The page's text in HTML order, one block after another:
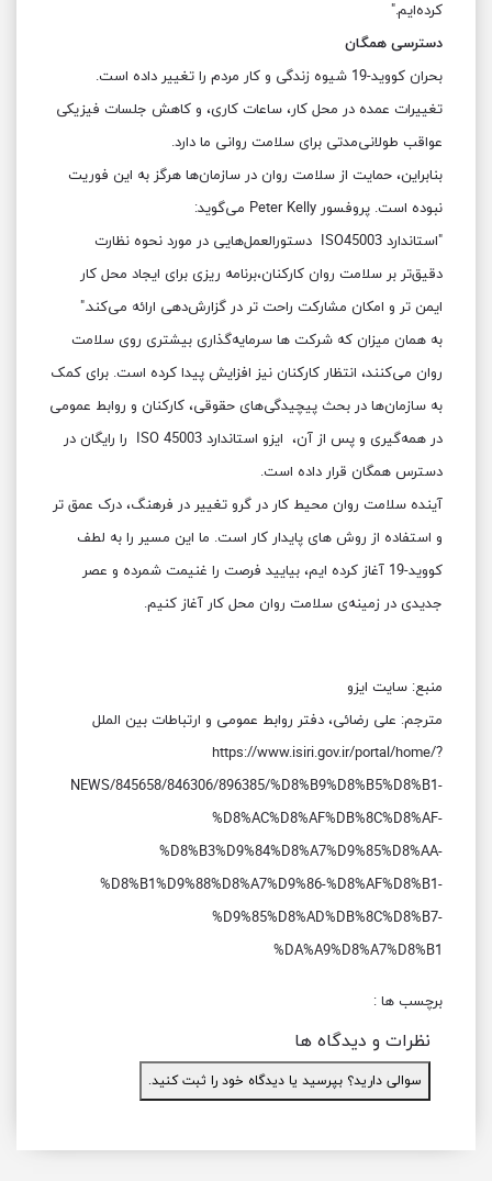
کرده‌ایم."
دسترسی همگان
بحران کووید-19 شیوه زندگی و کار مردم را تغییر داده است.
تغییرات عمده در محل کار، ساعات کاری، و کاهش جلسات فیزیکی
عواقب طولانی‌مدتی برای سلامت روانی ما دارد.
بنابراین، حمایت از سلامت روان در سازمان‌ها هرگز به این فوریت
نبوده است. پروفسور Peter Kelly می‌گوید:
"استاندارد ISO45003 دستورالعمل‌هایی در مورد نحوه نظارت
دقیق‌تر بر سلامت روان کارکنان،برنامه ریزی برای ایجاد محل کار
ایمن تر و امکان مشارکت راحت تر در گزارش‌دهی ارائه می‌کند."
به همان میزان که شرکت ها سرمایه‌گذاری بیشتری روی سلامت
روان می‌کنند، انتظار کارکنان نیز افزایش پیدا کرده است. برای کمک
به سازمان‌ها در بحث پیچیدگی‌های حقوقی، کارکنان و روابط عمومی
در همه‌گیری و پس از آن، ایزو استاندارد ISO 45003 را رایگان در
دسترس همگان قرار داده است.
آینده سلامت روان محیط کار در گرو تغییر در فرهنگ، درک عمق تر
و استفاده از روش های پایدار کار است. ما این مسیر را به لطف
کووید-19 آغاز کرده ایم، بیایید فرصت را غنیمت شمرده و عصر
جدیدی در زمینه‌ی سلامت روان محل کار آغاز کنیم.
منبع: سایت ایزو
مترجم: علی رضائی، دفتر روابط عمومی و ارتباطات بین الملل
https://www.isiri.gov.ir/portal/home/?
NEWS/845658/846306/896385/%D8%B9%D8%B5%D8%B1-
%D8%AC%D8%AF%DB%8C%D8%AF-
%D8%B3%D9%84%D8%A7%D9%85%D8%AA-
%D8%B1%D9%88%D8%A7%D9%86-%D8%AF%D8%B1-
%D9%85%D8%AD%DB%8C%D8%B7-
%DA%A9%D8%A7%D8%B1
برچسب ها :
نظرات و دیدگاه ها
سوالی دارید؟ بپرسید یا دیدگاه خود را ثبت کنید.